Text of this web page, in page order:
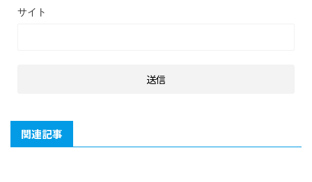
サイト
関連記事